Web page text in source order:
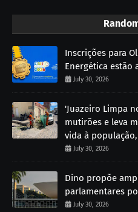
Inscrições para
Energética estão
July 30, 2026
'Juazeiro Limpa
mutirões e leva
vida à
July 30, 2026
Dino propõe
parlamentares
July 30, 2026